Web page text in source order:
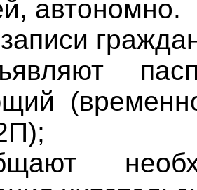
автономно.